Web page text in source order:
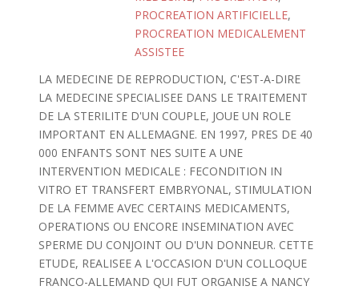
PROCREATION ARTIFICIELLE,
PROCREATION MEDICALEMENT
ASSISTEE
LA MEDECINE DE REPRODUCTION, C'EST-A-DIRE
LA MEDECINE SPECIALISEE DANS LE TRAITEMENT
DE LA STERILITE D'UN COUPLE, JOUE UN ROLE
IMPORTANT EN ALLEMAGNE. EN 1997, PRES DE 40
000 ENFANTS SONT NES SUITE A UNE
INTERVENTION MEDICALE : FECONDITION IN
VITRO ET TRANSFERT EMBRYONAL, STIMULATION
DE LA FEMME AVEC CERTAINS MEDICAMENTS,
OPERATIONS OU ENCORE INSEMINATION AVEC
SPERME DU CONJOINT OU D'UN DONNEUR. CETTE
ETUDE, REALISEE A L'OCCASION D'UN COLLOQUE
FRANCO-ALLEMAND QUI FUT ORGANISE A NANCY